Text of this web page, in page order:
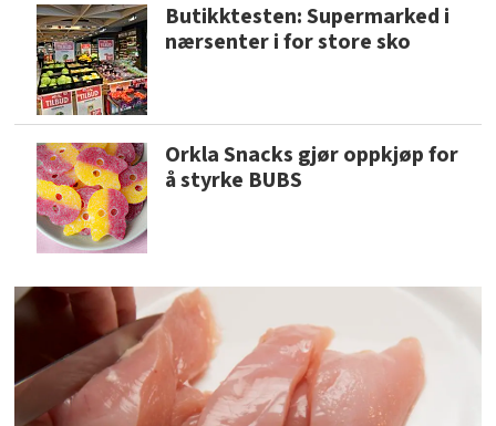
Butikktesten: Supermarked i
nærsenter i for store sko
Orkla Snacks gjør oppkjøp for
å styrke BUBS